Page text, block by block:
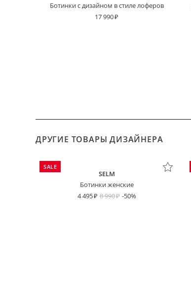
Ботинки с дизайном в стиле лоферов
17 990
ДРУГИЕ ТОВАРЫ ДИЗАЙНЕРА
SALE
SELM
Ботинки женские
4 495
8 990 -50%